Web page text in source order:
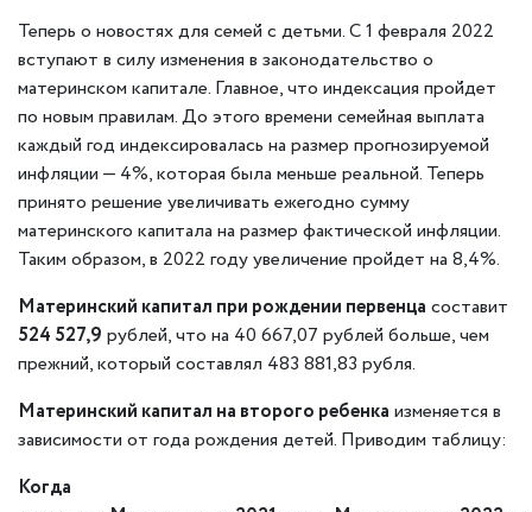
Теперь о новостях для семей с детьми. С 1 февраля 2022
вступают в силу изменения в законодательство о
материнском капитале. Главное, что индексация пройдет
по новым правилам. До этого времени семейная выплата
каждый год индексировалась на размер прогнозируемой
инфляции — 4%, которая была меньше реальной. Теперь
принято решение увеличивать ежегодно сумму
материнского капитала на размер фактической инфляции.
Таким образом, в 2022 году увеличение пройдет на 8,4%.
Материнский капитал при рождении первенца составит
524 527,9 рублей, что на 40 667,07 рублей больше, чем
прежний, который составлял 483 881,83 рубля.
Материнский капитал на второго ребенка изменяется в
зависимости от года рождения детей. Приводим таблицу:
Когда